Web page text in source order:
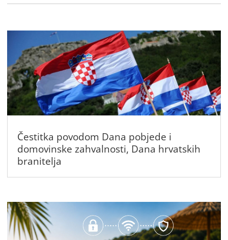
Čestitka povodom Dana pobjede i
domovinske zahvalnosti, Dana hrvatskih
branitelja